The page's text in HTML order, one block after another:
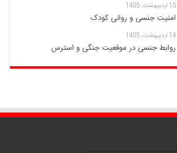
15 اردیبهشت, 1405
امنیت جنسی و روانی کودک
14 اردیبهشت, 1405
روابط جنسی در موقعیت جنگی و استرس